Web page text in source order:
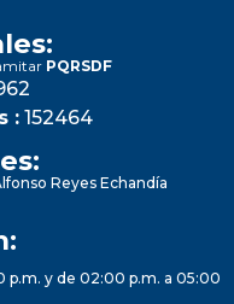
PQRSDF
: 152464
Reyes Echandía
p.m. y de 02:00 p.m. a 05:00